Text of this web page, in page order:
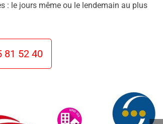
: le jours même ou le lendemain au plus
81 52 40